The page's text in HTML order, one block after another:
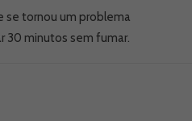
se tornou um problema
30 minutos sem fumar.